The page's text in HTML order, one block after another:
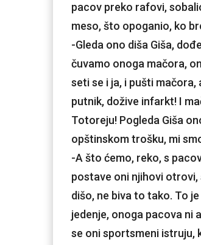
pacov preko rafovi,
meso, što opoganio, ko
-Gleda ono diša Giša,
čuvamo onoga mačora,
seti se i ja, i pušti
putnik, dožive infarkt! I
Totoreju! Pogleda Giša
opštinskom trošku, mi
-A što ćemo, reko, s
postave oni njihovi otrovi,
dišo, ne biva to tako. To
jedenje, onoga pacova ni
se oni sportsmeni istruju,